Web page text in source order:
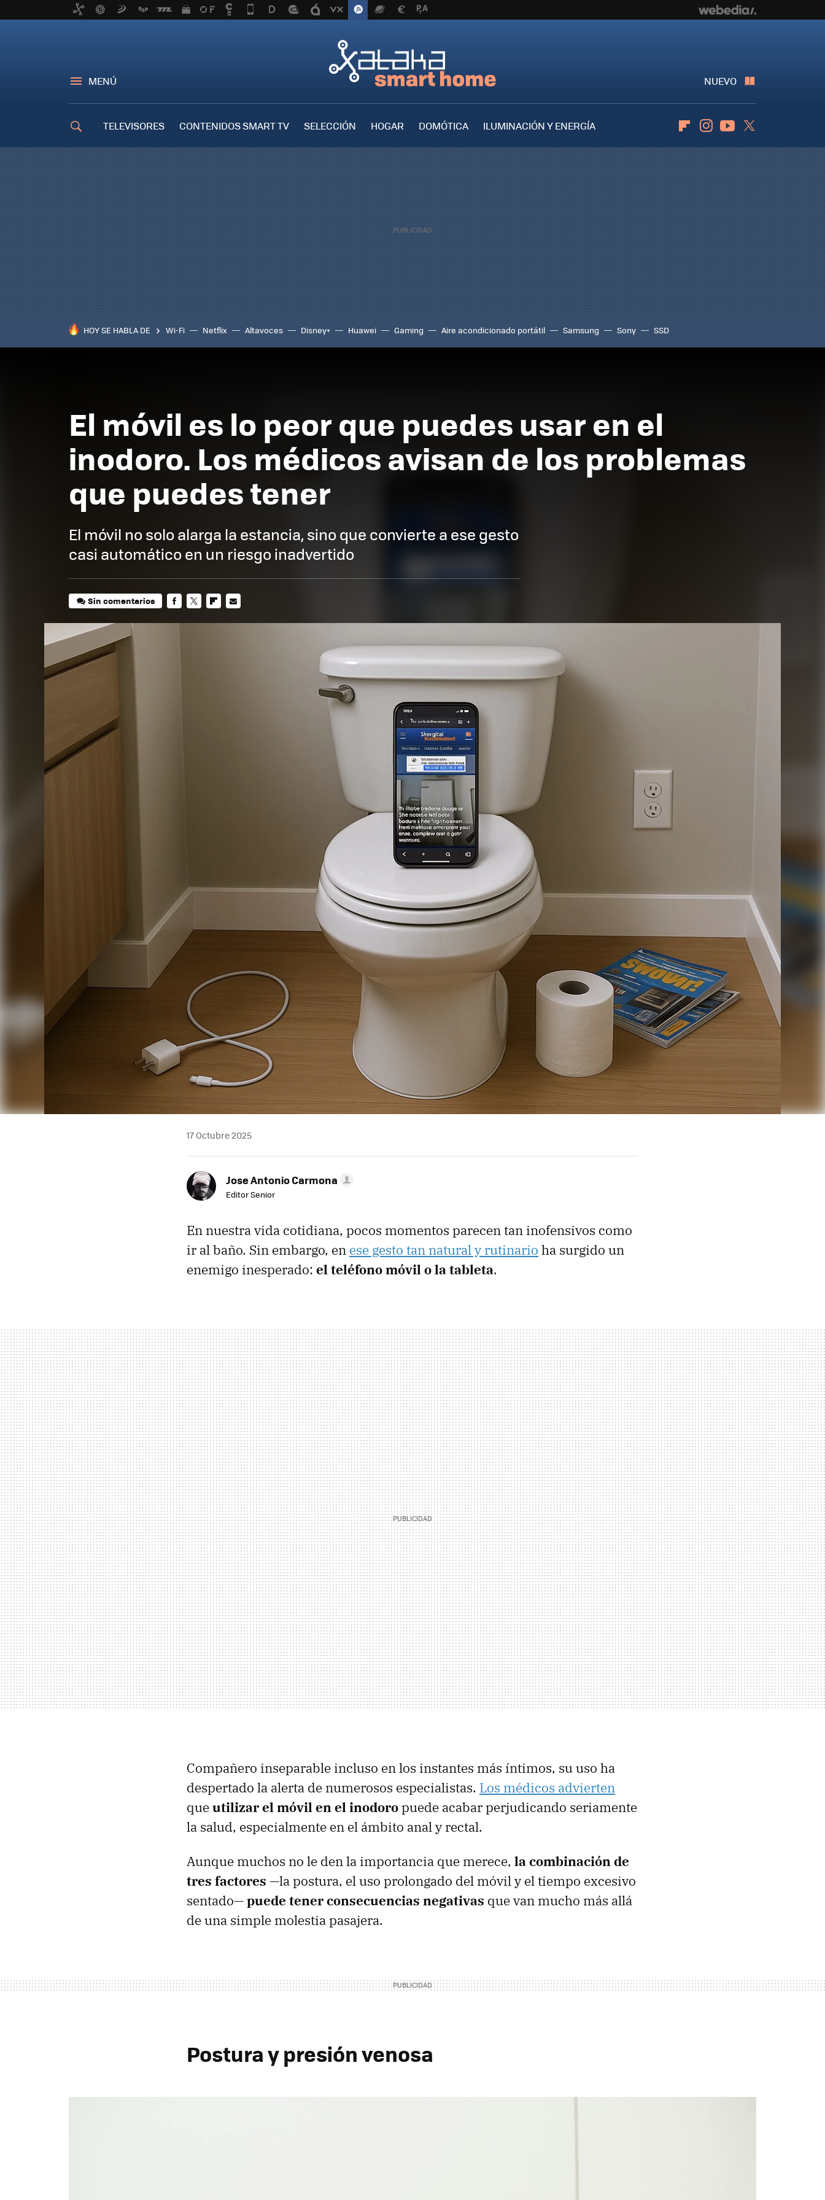
MENÚ NUEVO
TELEVISORES CONTENIDOS SMART TV SELECCIÓN HOGAR DOMÓTICA
ILUMINACIÓN Y ENERGÍA
FlipboardInstagramYoutube
HOY SE HABLA DE Wi-Fi Netflix Altavoces Disney+ Huawei Gaming Aire acondicionado portátil Samsung Sony SSD
El móvil es lo peor que puedes usar en el
inodoro. Los médicos avisan de los problemas
que puedes tener
El móvil no solo alarga la estancia, sino que convierte a ese gesto
casi automático en un riesgo inadvertido
Sin comentarios
17 Octubre 2025
Jose Antonio Carmona
Editor Senior
En nuestra vida cotidiana, pocos momentos parecen tan inofensivos como
ir al baño. Sin embargo, en ese gesto tan natural y rutinario ha surgido un
enemigo inesperado: el teléfono móvil o la tableta.
Compañero inseparable incluso en los instantes más íntimos, su uso ha
despertado la alerta de numerosos especialistas. Los médicos advierten
queutilizar el móvil en el inodoropuede acabar perjudicando seriamente
la salud, especialmente en el ámbito anal y rectal.
Aunque muchos no le den la importancia que merece, la combinación de
tres factores —la postura, el uso prolongado del móvil y el tiempo excesivo
sentado—puede tener consecuencias negativas que van mucho más allá
de una simple molestia pasajera.
Postura y presión venosa